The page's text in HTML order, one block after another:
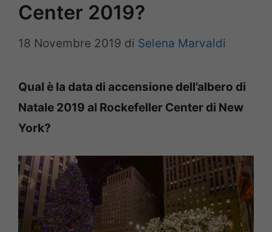
Center 2019?
18 Novembre 2019 di Selena Marvaldi
Qual è la data di accensione dell’albero di
Natale 2019 al Rockefeller Center di New
York?